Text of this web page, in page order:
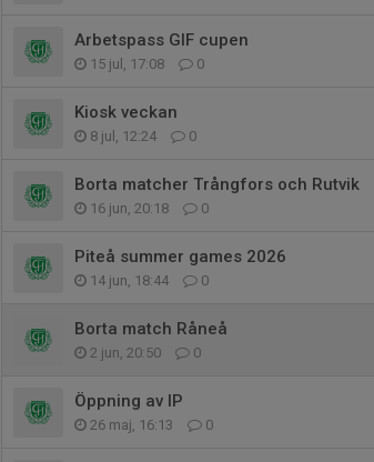
Arbetspass GIF cupen
15 jul, 17:08 0
Kiosk veckan
8 jul, 12:24 0
Borta matcher Trångfors och Rutvik
16 jun, 20:18 0
Piteå summer games 2026
14 jun, 18:44 0
Borta match Råneå
2 jun, 20:50 0
Öppning av IP
26 maj, 16:13 0